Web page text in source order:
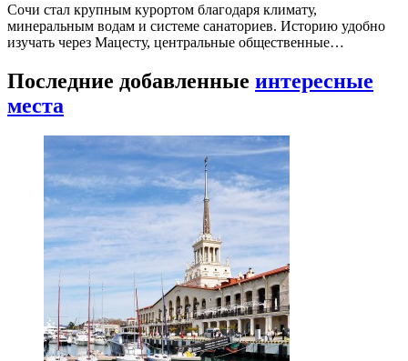
Сочи стал крупным курортом благодаря климату,
минеральным водам и системе санаториев. Историю удобно
изучать через Мацесту, центральные общественные…
Последние добавленные интересные
места